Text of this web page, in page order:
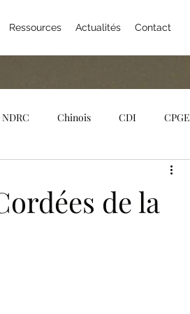
Ressources Actualités Contact
Chinois CDI CPGE
de la